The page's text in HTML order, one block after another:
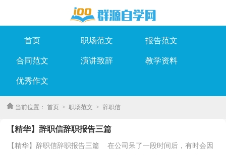
首页 职场范文 报告范文
合同范文 演讲致辞 教学资料
优秀作文
当前位置： 首页 > 职场范文 > 辞职信
【精华】辞职信辞职报告三篇
【精华】辞职信辞职报告三篇 在公司呆了一段时间后，有时会因